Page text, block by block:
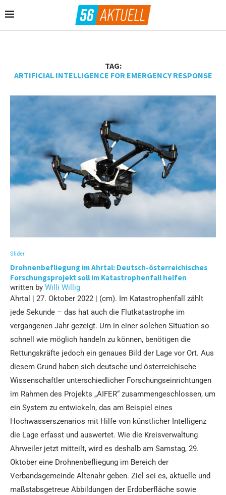
TAG:
ARTIFICIAL INTELLIGENCE FOR EMERGENCY RESPONSE
Slider
Drohnenbefliegung im Ahrtal: Deutsch-österreichisches
Forschungsprojekt soll im Katastrophenfall helfen
written by Willi Willig
Ahrtal | 27. Oktober 2022 | (cm). Im Katastrophenfall zählt
jede Sekunde – das hat auch die Flutkatastrophe im
vergangenen Jahr gezeigt. Um in einer solchen Situation so
schnell wie möglich handeln zu können, benötigen die
Rettungskräfte jedoch ein genaues Bild der Lage vor Ort. Aus
diesem Grund haben sich deutsche und österreichische
Wissenschaftler unterschiedlicher Forschungseinrichtungen
im Rahmen des Projekts „AIFER“ zusammengeschlossen, um
ein System zu entwickeln, das am Beispiel eines
Hochwasserszenarios mit Hilfe von künstlicher Intelligenz
die Lage erfasst und auswertet. Wie die Kreisverwaltung
Ahrweiler jetzt mitteilt, wird es deshalb am Samstag, 29.
Oktober eine Drohnenbefliegung im Bereich der
Verbandsgemeinde Altenahr geben. Ziel sei es, aktuelle und
maßstabsgetreue Abbildungen der Erdoberfläche sowie